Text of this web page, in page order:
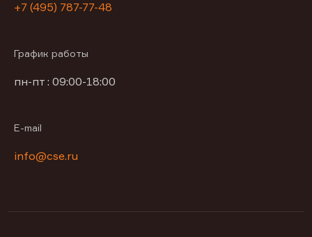
+7 (495) 787-77-48
График работы
пн-пт : 09:00-18:00
E-mail
info@cse.ru